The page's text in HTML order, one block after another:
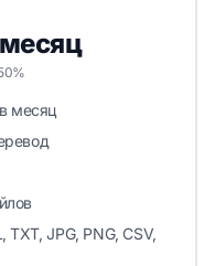
месяц
TXT, JPG, PNG, CSV,